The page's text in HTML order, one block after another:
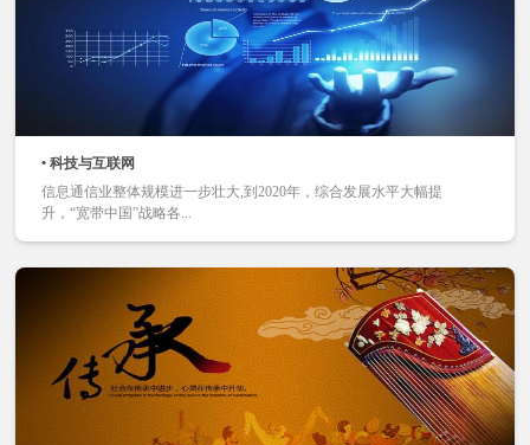
• 科技与互联网
信息通信业整体规模进一步壮大,到2020年，综合发展水平大幅提
升，“宽带中国”战略各...